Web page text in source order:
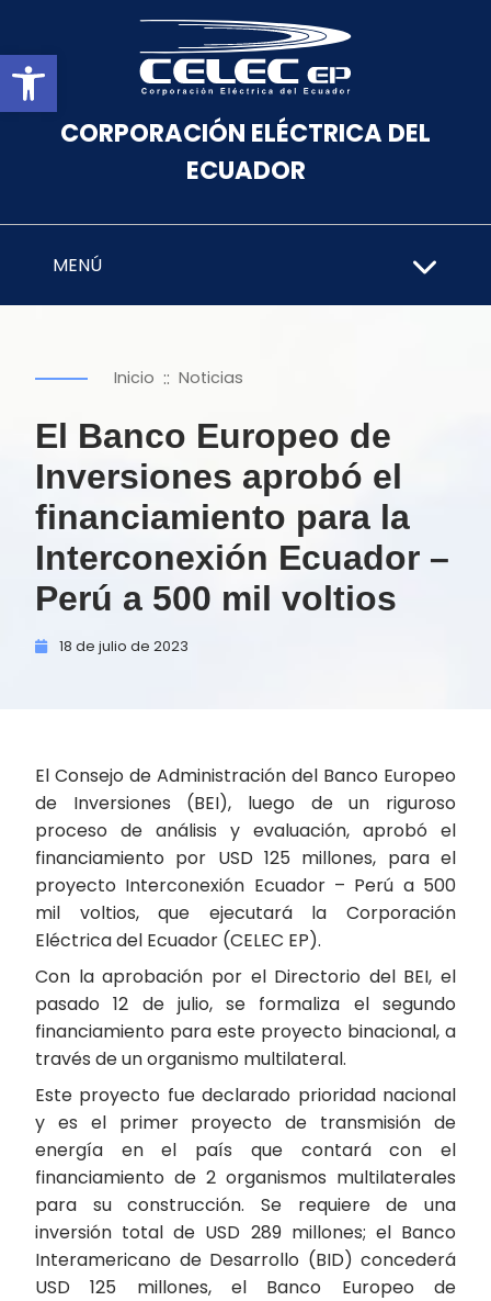
Abrir barra de herramientas
CORPORACIÓN ELÉCTRICA DEL
ECUADOR
MENÚ
Inicio :: Noticias
El Banco Europeo de
Inversiones aprobó el
financiamiento para la
Interconexión Ecuador –
Perú a 500 mil voltios
18 de julio de 2023
El Consejo de Administración del Banco Europeo
de Inversiones (BEI), luego de un riguroso
proceso de análisis y evaluación, aprobó el
financiamiento por USD 125 millones, para el
proyecto Interconexión Ecuador – Perú a 500
mil voltios, que ejecutará la Corporación
Eléctrica del Ecuador (CELEC EP).
Con la aprobación por el Directorio del BEI, el
pasado 12 de julio, se formaliza el segundo
financiamiento para este proyecto binacional, a
través de un organismo multilateral.
Este proyecto fue declarado prioridad nacional
y es el primer proyecto de transmisión de
energía en el país que contará con el
financiamiento de 2 organismos multilaterales
para su construcción. Se requiere de una
inversión total de USD 289 millones; el Banco
Interamericano de Desarrollo (BID) concederá
USD 125 millones, el Banco Europeo de